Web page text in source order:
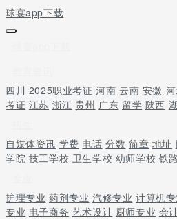
球宴app下载
四川 2025职业考证 河南 云南 安徽
考证 江苏 浙江 贵州 广东 留学 陕西
自媒体资讯 学费 电话 分数 简章 地址
学院 技工学校 卫生学校 幼师学校 铁
护理专业 药剂专业 汽修专业 计算机
专业 电子商务 艺术设计 厨师专业 会